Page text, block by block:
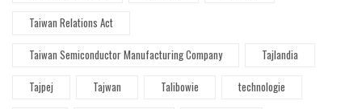
Taiwan Relations Act
Taiwan Semiconductor Manufacturing Company
Tajlandia
Tajpej
Tajwan Talibowie
technologie